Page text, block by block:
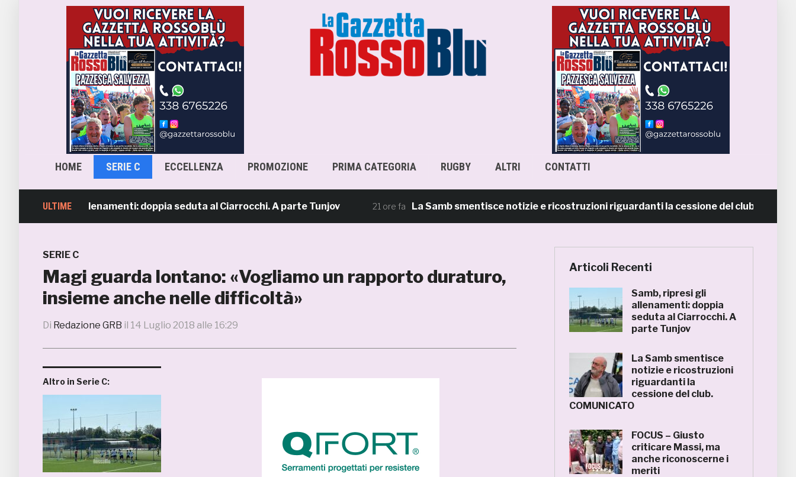
HOME SERIE C ECCELLENZA PROMOZIONE PRIMA CATEGORIA RUGBY ALTRI CONTATTI
ULTIME
ripresi gli allenamenti: doppia seduta al Ciarrocchi. A parte Tunjov 21 ore fa La Samb smentisce notizie e ricostruzioni riguardanti la cessione del club. COMUNICATO
SERIE C
Magi guarda lontano: «Vogliamo un rapporto duraturo,
insieme anche nelle difficoltà»
Di Redazione GRB il 14 Luglio 2018 alle 16:29
Altro in Serie C:
Articoli Recenti
Samb, ripresi gli
allenamenti: doppia
seduta al Ciarrocchi. A
parte Tunjov
La Samb smentisce
notizie e ricostruzioni
riguardanti la
cessione del club.
COMUNICATO
FOCUS – Giusto
criticare Massi, ma
anche riconoscerne i
meriti